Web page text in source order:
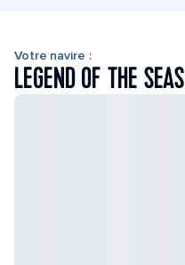
Votre navire :
LEGEND OF THE SEAS